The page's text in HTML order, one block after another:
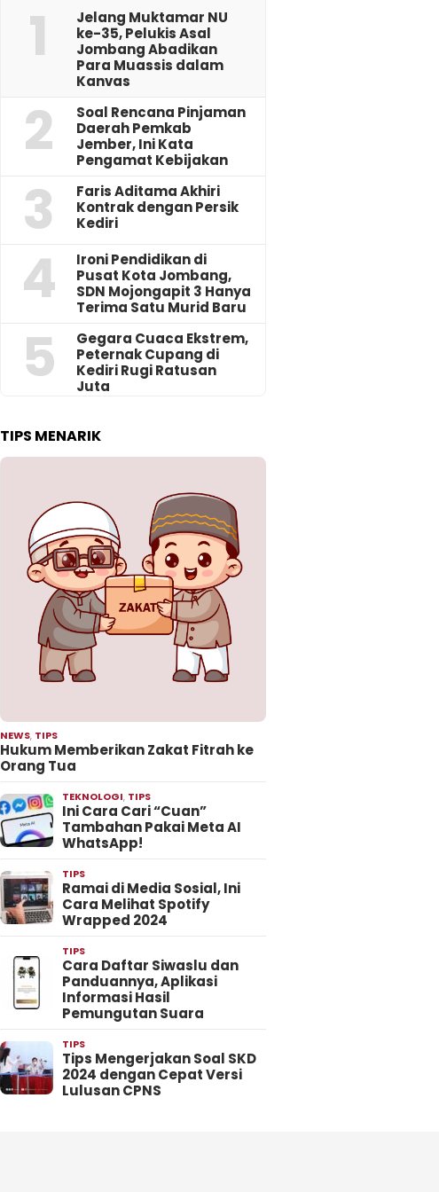
1
Jelang Muktamar NU
ke-35, Pelukis Asal
Jombang Abadikan
Para Muassis dalam
Kanvas
2
‎Soal Rencana Pinjaman
Daerah Pemkab
Jember, Ini Kata
Pengamat Kebijakan ‎
3
Faris Aditama Akhiri
Kontrak dengan Persik
Kediri
4
Ironi Pendidikan di
Pusat Kota Jombang,
SDN Mojongapit 3 Hanya
Terima Satu Murid Baru
5
‎Gegara Cuaca Ekstrem,
Peternak Cupang di
Kediri Rugi Ratusan
Juta
TIPS MENARIK
NEWS, TIPS
Hukum Memberikan Zakat Fitrah ke
Orang Tua
TEKNOLOGI, TIPS
Ini Cara Cari “Cuan”
Tambahan Pakai Meta AI
WhatsApp!
TIPS
Ramai di Media Sosial, Ini
Cara Melihat Spotify
Wrapped 2024
TIPS
Cara Daftar Siwaslu dan
Panduannya, Aplikasi
Informasi Hasil
Pemungutan Suara
TIPS
Tips Mengerjakan Soal SKD
2024 dengan Cepat Versi
Lulusan CPNS